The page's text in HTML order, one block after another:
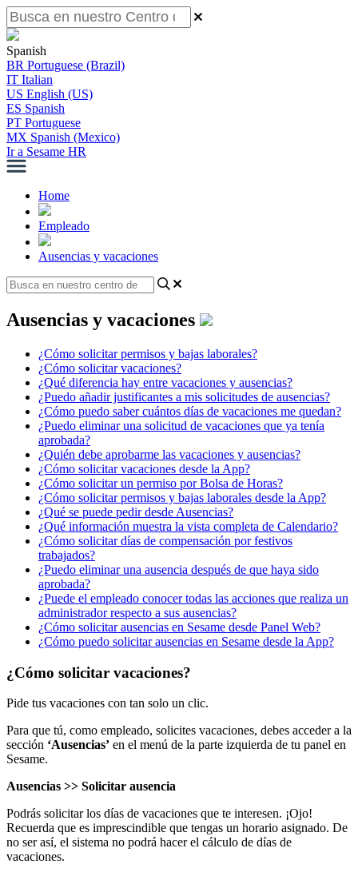
Spanish
BR Portuguese (Brazil)
IT Italian
US English (US)
ES Spanish
PT Portuguese
MX Spanish (Mexico)
Ir a Sesame HR
Home
Empleado
Ausencias y vacaciones
Ausencias y vacaciones
¿Cómo solicitar permisos y bajas laborales?
¿Cómo solicitar vacaciones?
¿Qué diferencia hay entre vacaciones y ausencias?
¿Puedo añadir justificantes a mis solicitudes de ausencias?
¿Cómo puedo saber cuántos días de vacaciones me quedan?
¿Puedo eliminar una solicitud de vacaciones que ya tenía
aprobada?
¿Quién debe aprobarme las vacaciones y ausencias?
¿Cómo solicitar vacaciones desde la App?
¿Cómo solicitar un permiso por Bolsa de Horas?
¿Cómo solicitar permisos y bajas laborales desde la App?
¿Qué se puede pedir desde Ausencias?
¿Qué información muestra la vista completa de Calendario?
¿Cómo solicitar días de compensación por festivos
trabajados?
¿Puedo eliminar una ausencia después de que haya sido
aprobada?
¿Puede el empleado conocer todas las acciones que realiza un
administrador respecto a sus ausencias?
¿Cómo solicitar ausencias en Sesame desde Panel Web?
¿Cómo puedo solicitar ausencias en Sesame desde la App?
¿Cómo solicitar vacaciones?
Pide tus vacaciones con tan solo un clic.
Para que tú, como empleado, solicites vacaciones, debes acceder a la
sección ‘Ausencias’ en el menú de la parte izquierda de tu panel en
Sesame.
Ausencias >> Solicitar ausencia
Podrás solicitar los días de vacaciones que te interesen. ¡Ojo!
Recuerda que es imprescindible que tengas un horario asignado. De
no ser así, el sistema no podrá hacer el cálculo de días de
vacaciones.